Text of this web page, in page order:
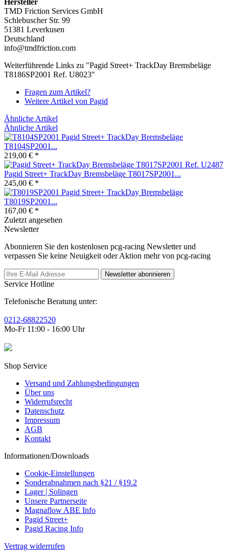
TMD Friction Services GmbH
Schlebuscher Str. 99
51381 Leverkusen
Deutschland
info@tmdfriction.com
Weiterführende Links zu "Pagid Street+ TrackDay Bremsbeläge
T8186SP2001 Ref. U8023"
Fragen zum Artikel?
Weitere Artikel von Pagid
Ähnliche Artikel
Ähnliche Artikel
Pagid Street+ TrackDay Bremsbeläge
T8104SP2001...
219,00 € *
Pagid Street+ TrackDay Bremsbeläge T8017SP2001...
245,00 € *
Pagid Street+ TrackDay Bremsbeläge
T8019SP2001...
167,00 € *
Zuletzt angesehen
Newsletter
Abonnieren Sie den kostenlosen pcg-racing Newsletter und
verpassen Sie keine Neuigkeit oder Aktion mehr von pcg-racing
Newsletter abonnieren
Service Hotline
Telefonische Beratung unter:
0212-68822520
Mo-Fr 11:00 - 16:00 Uhr
Shop Service
Versand und Zahlungsbedingungen
Über uns
Widerrufsrecht
Datenschutz
Impressum
AGB
Kontakt
Informationen/Downloads
Cookie-Einstellungen
Sonderabnahmen nach §21 / §19.2
Lager | Solingen
Unsere Partnerseite
Magnaflow ABE Info
Pagid Street+
Pagid Racing Info
Vertrag widerrufen